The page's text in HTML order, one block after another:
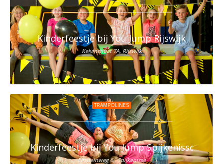
Kinderfeestje bij You Jump Rijswijk
Kelvinstraat 7A, Rijswijk
TRAMPOLINES
Kinderfeestje bij You Jump Spijkenisse
Einsteinweg 6,, Spijkenisse